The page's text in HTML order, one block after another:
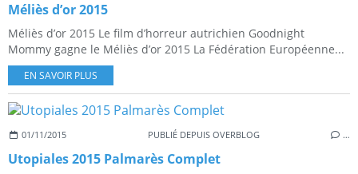
Méliès d’or 2015
Méliès d’or 2015 Le film d’horreur autrichien Goodnight
Mommy gagne le Méliès d’or 2015 La Fédération Européenne...
EN SAVOIR PLUS
01/11/2015 PUBLIÉ DEPUIS OVERBLOG …
Utopiales 2015 Palmarès Complet